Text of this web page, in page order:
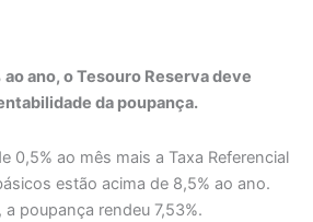
ao ano, o Tesouro Reserva deve
da poupança.
0,5% ao mês mais a Taxa Referencial
estão acima de 8,5% ao ano.
poupança rendeu 7,53%.